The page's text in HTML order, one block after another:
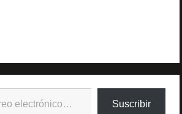
Suscribir